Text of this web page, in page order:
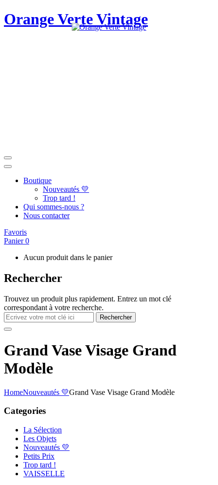
Orange Verte Vintage
Boutique
Nouveautés 💛
Trop tard !
Qui sommes-nous ?
Nous contacter
Favoris
Panier0
Aucun produit dans le panier
Rechercher
Trouvez un produit plus rapidement. Entrez un mot clé
correspondant à votre recherche.
Rechercher
Grand Vase Visage Grand
Modèle
HomeNouveautés 💛Grand Vase Visage Grand Modèle
Categories
La Sélection
Les Objets
Nouveautés 💛
Petits Prix
Trop tard !
VAISSELLE